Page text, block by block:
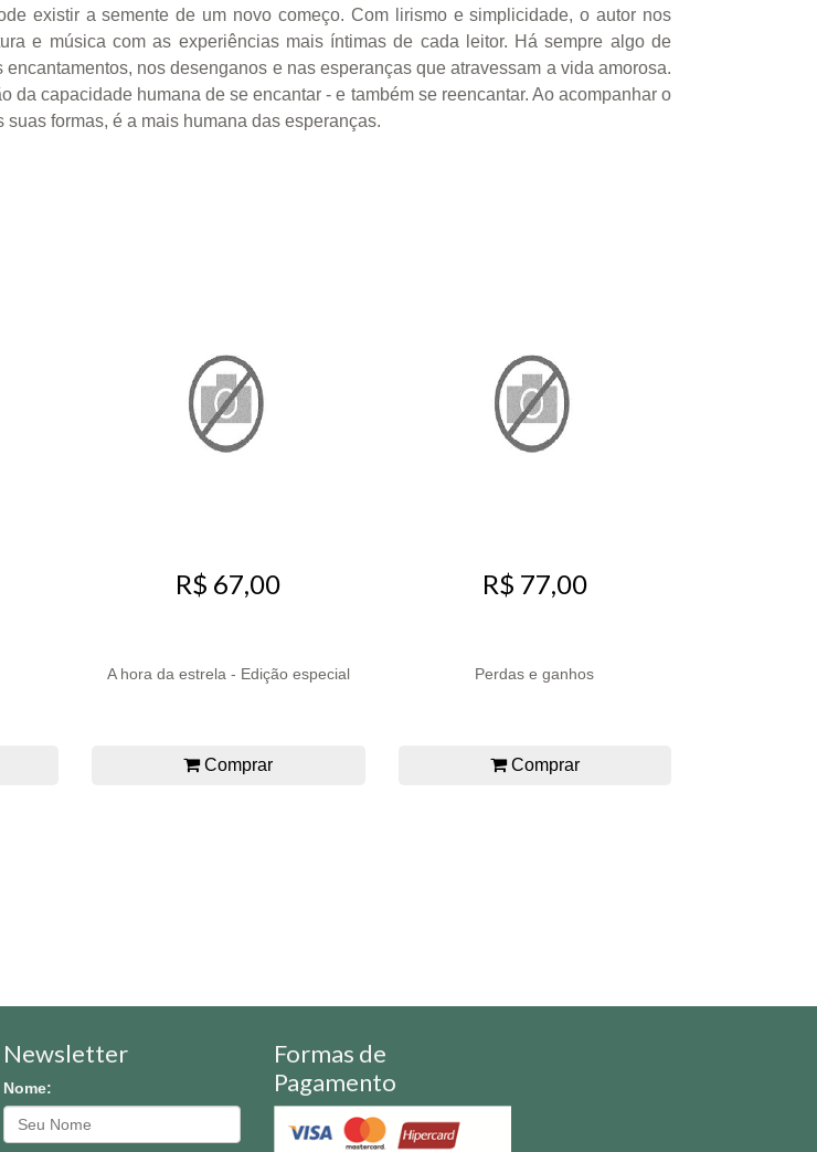
existir a semente de um novo começo. Com lirismo e simplicidade, o autor nos
e música com as experiências mais íntimas de cada leitor. Há sempre algo de
nos desenganos e nas esperanças que atravessam a vida amorosa.
capacidade humana de se encantar - e também se reencantar. Ao acompanhar o
formas, é a mais humana das esperanças.
R$ 67,00
A hora da estrela - Edição especial
Comprar
R$ 77,00
Perdas e ganhos
Comprar
Newsletter
Nome:
Formas de
Pagamento